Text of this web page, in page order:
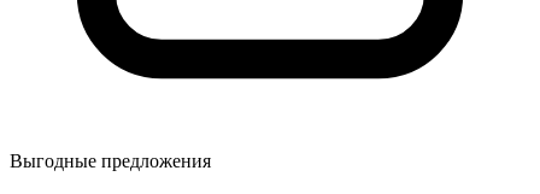
Выгодные предложения